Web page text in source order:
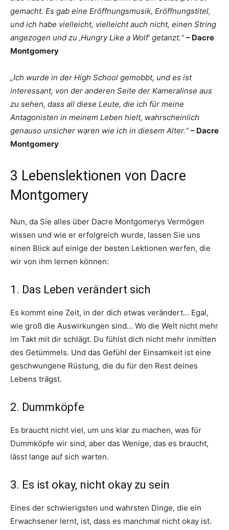
gemacht. Es gab eine Eröffnungsmusik, Eröffnungstitel,
und ich habe vielleicht, vielleicht auch nicht, einen String
angezogen und zu ‚Hungry Like a Wolf‘ getanzt.“ – Dacre
Montgomery
„Ich wurde in der High School gemobbt, und es ist
interessant, von der anderen Seite der Kameralinse aus
zu sehen, dass all diese Leute, die ich für meine
Antagonisten in meinem Leben hielt, wahrscheinlich
genauso unsicher waren wie ich in diesem Alter.“ – Dacre
Montgomery
3 Lebenslektionen von Dacre
Montgomery
Nun, da Sie alles über Dacre Montgomerys Vermögen
wissen und wie er erfolgreich wurde, lassen Sie uns
einen Blick auf einige der besten Lektionen werfen, die
wir von ihm lernen können:
1. Das Leben verändert sich
Es kommt eine Zeit, in der dich etwas verändert… Egal,
wie groß die Auswirkungen sind… Wo die Welt nicht mehr
im Takt mit dir schlägt. Du fühlst dich nicht mehr inmitten
des Getümmels. Und das Gefühl der Einsamkeit ist eine
geschwungene Rüstung, die du für den Rest deines
Lebens trägst.
2. Dummköpfe
Es braucht nicht viel, um uns klar zu machen, was für
Dummköpfe wir sind, aber das Wenige, das es braucht,
lässt lange auf sich warten.
3. Es ist okay, nicht okay zu sein
Eines der schwierigsten und wahrsten Dinge, die ein
Erwachsener lernt, ist, dass es manchmal nicht okay ist.